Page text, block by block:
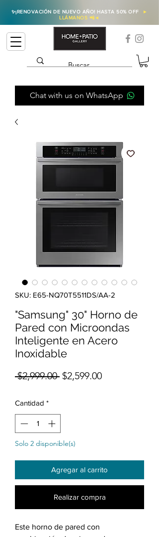
✨¡RENOVACIÓN DE NUEVO AÑO! HASTA 50% OFF
►
LLÁMANOS 📲◄
Chat with us on WhatsApp
SKU: E65-NQ70T5511DS/AA-2
"Samsung" 30" Horno de
Pared con Microondas
Inteligente en Acero
Inoxidable
$2,999.00 Precio
$2,599.00Precio de
Cantidad *
Solo 2 disponible(s)
Agregar al carrito
Realizar compra
Este horno de pared con